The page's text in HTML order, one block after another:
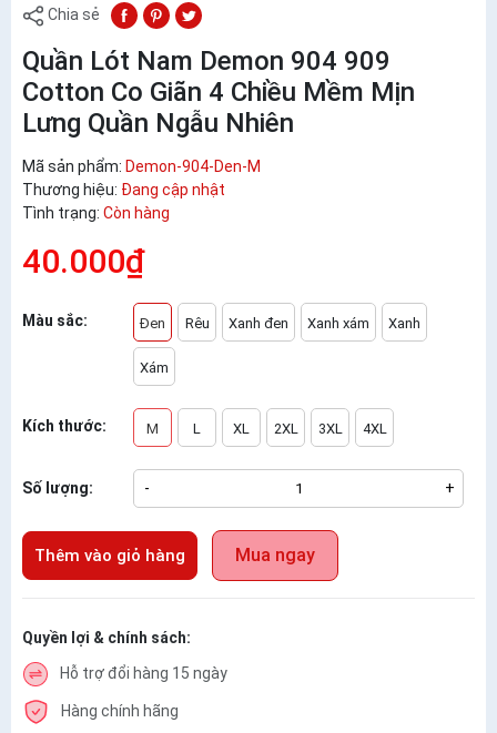
Chia sẻ
Quần Lót Nam Demon 904 909
Cotton Co Giãn 4 Chiều Mềm Mịn
Lưng Quần Ngẫu Nhiên
Mã sản phẩm: Demon-904-Den-M
Thương hiệu: Đang cập nhật
Tình trạng: Còn hàng
40.000₫
Màu sắc: Đen Rêu Xanh đen Xanh xám Xanh
Xám
Kích thước: M L XL 2XL 3XL 4XL
Số lượng: - +
Thêm vào giỏ hàng Mua ngay
Quyền lợi & chính sách:
Hỗ trợ đổi hàng 15 ngày
Hàng chính hãng